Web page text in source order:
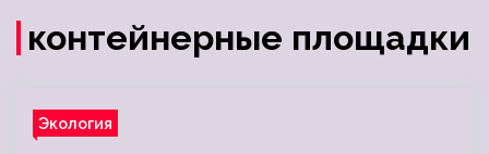
контейнерные площадки
Экология